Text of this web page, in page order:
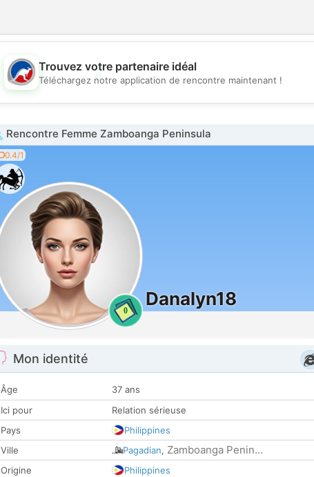
💖
💕
Trouvez votre partenaire idéal
Téléchargez notre application de rencontre maintenant !
Rencontre Femme Zamboanga Peninsula
0.4/1
0
Danalyn18
Mon identité
Âge
37 ans
Ici pour
Relation sérieuse
Pays
Philippines
Ville
Pagadian, Zamboanga Penin...
Origine
Philippines